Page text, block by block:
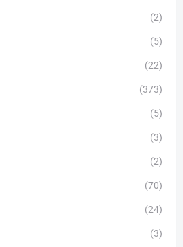
(2)
(5)
(22)
(373)
(5)
(3)
(2)
(70)
(24)
(3)